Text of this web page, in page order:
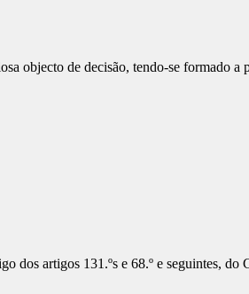
objecto de decisão, tendo-se formado a
dos artigos 131.ºs e 68.º e seguintes, do